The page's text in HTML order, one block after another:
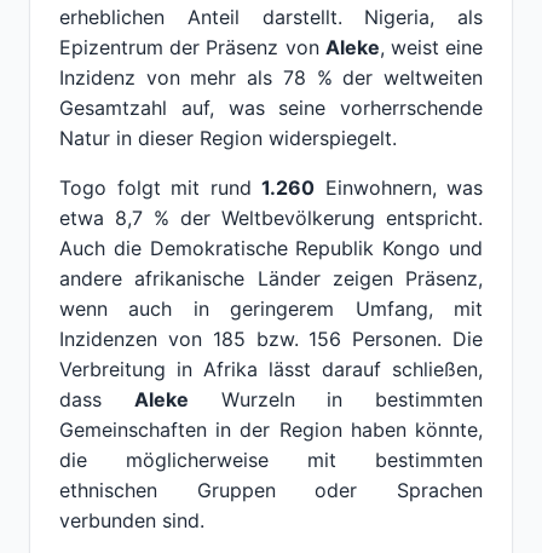
erheblichen Anteil darstellt. Nigeria, als
Epizentrum der Präsenz von Aleke, weist eine
Inzidenz von mehr als 78 % der weltweiten
Gesamtzahl auf, was seine vorherrschende
Natur in dieser Region widerspiegelt.
Togo folgt mit rund 1.260 Einwohnern, was
etwa 8,7 % der Weltbevölkerung entspricht.
Auch die Demokratische Republik Kongo und
andere afrikanische Länder zeigen Präsenz,
wenn auch in geringerem Umfang, mit
Inzidenzen von 185 bzw. 156 Personen. Die
Verbreitung in Afrika lässt darauf schließen,
dass Aleke Wurzeln in bestimmten
Gemeinschaften in der Region haben könnte,
die möglicherweise mit bestimmten
ethnischen Gruppen oder Sprachen
verbunden sind.